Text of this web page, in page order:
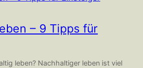
– 9 Tipps für
leben? Nachhaltiger leben ist viel